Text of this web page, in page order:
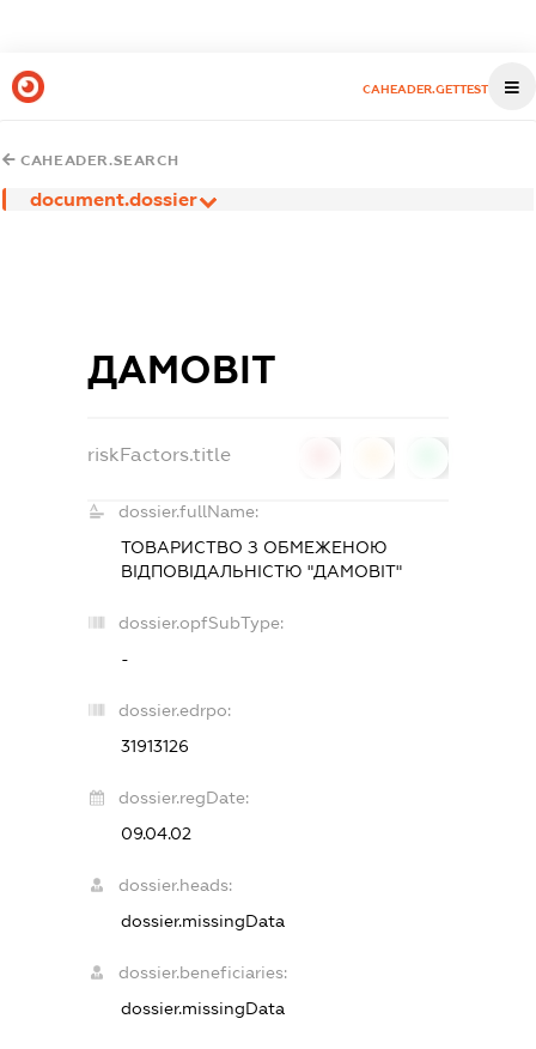
CAHEADER.GETTEST
CAHEADER.SEARCH
document.dossier
ДАМОВІТ
riskFactors.title
dossier.fullName:
ТОВАРИСТВО З ОБМЕЖЕНОЮ
ВІДПОВІДАЛЬНІСТЮ "ДАМОВІТ"
dossier.opfSubType:
-
dossier.edrpo:
31913126
dossier.regDate:
09.04.02
dossier.heads:
dossier.missingData
dossier.beneficiaries:
dossier.missingData